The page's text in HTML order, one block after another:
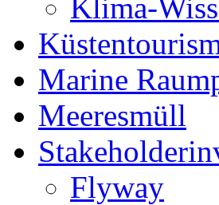
Klima-
Marine
Meeresmüll
Flyway